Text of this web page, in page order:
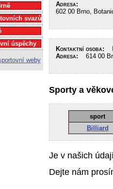
Adresa:
602 00 Brno,
Kontaktní osoba:
Adresa: 614 00
Sporty a
sport
Billiard
Je v našich
Dejte nám
svazů
úspěchy